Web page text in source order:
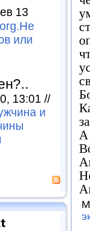
13
или
13:01 //
и
А